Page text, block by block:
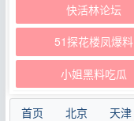
快活林论坛
51探花楼凤爆料
小姐黑料吃瓜
首页 北京 天津